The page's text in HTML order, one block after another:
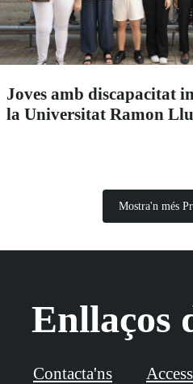
Joves amb discapacitat
la Universitat Ramon
Mostra'n més
Enllaços
Contacta'ns